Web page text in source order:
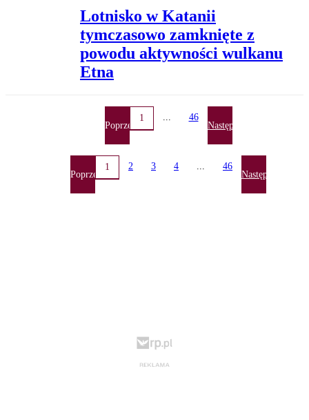
Lotnisko w Katanii
tymczasowo zamknięte z
powodu aktywności wulkanu
Etna
Poprzednia
1 ... 46
Następna
Poprzednia
1 2 3 4 ... 46
Następna